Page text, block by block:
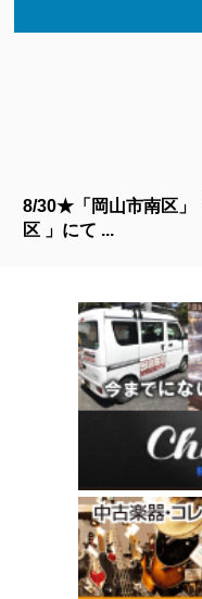
8/30★「岡山市南区」
区 」にて ...